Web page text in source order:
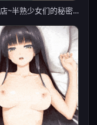
某家玩具店~半熟少女们的秘密交易とあるファンシーショップにて～半熟少女たちの秘密のトリヒキ～ 【PC0818】